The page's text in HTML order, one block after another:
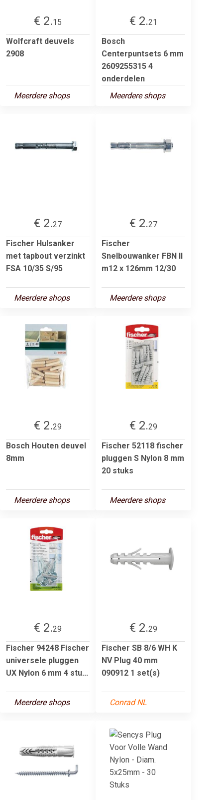
€ 2.15
Wolfcraft deuvels
2908
Meerdere shops
€ 2.21
Bosch
Centerpuntsets 6 mm
2609255315 4
onderdelen
Meerdere shops
€ 2.27
Fischer Hulsanker
met tapbout verzinkt
FSA 10/35 S/95
Meerdere shops
€ 2.27
Fischer
Snelbouwanker FBN II
m12 x 126mm 12/30
Meerdere shops
€ 2.29
Bosch Houten deuvel
8mm
Meerdere shops
€ 2.29
Fischer 52118 fischer
pluggen S Nylon 8 mm
20 stuks
Meerdere shops
€ 2.29
Fischer 94248 Fischer
universele pluggen
UX Nylon 6 mm 4 stu...
Meerdere shops
€ 2.29
Fischer SB 8/6 WH K
NV Plug 40 mm
090912 1 set(s)
Conrad NL